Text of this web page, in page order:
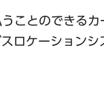
ことのできるカ
ロケーションシ